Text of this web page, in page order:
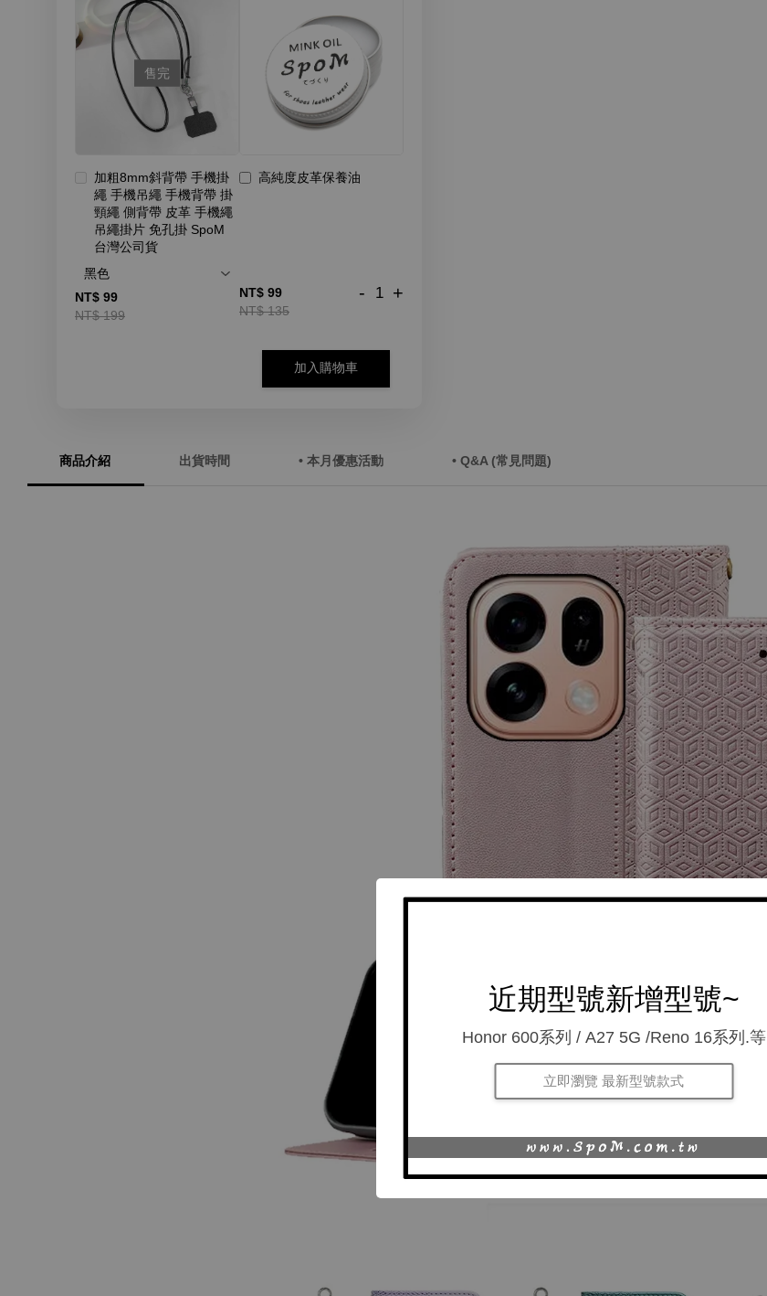
近期型號新增型號~
Honor 600系列 / A27 5G /Reno 16系列.等
立即瀏覽 最新型號款式
售完
加粗8mm斜背帶 手機掛
繩 手機吊繩 手機背帶 掛
頸繩 側背帶 皮革 手機繩
吊繩掛片 免孔掛 SpoM
台灣公司貨
NT$ 99
NT$ 199
高純度皮革保養油
NT$ 99
NT$ 135
- +
加入購物車
商品介紹 出貨時間 • 本月優惠活動 • Q&A (常見問題)